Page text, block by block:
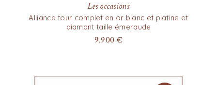
Les occasions
Alliance tour complet en or blanc et platine et
diamant taille émeraude
9.900 €